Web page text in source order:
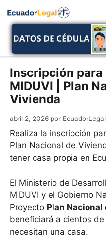
Inscripción para
MIDUVI | Plan
Vivienda
abril 2, 2026 por EcuadorLegal
Realiza la inscripción
Plan Nacional de
tener casa propia en
El Ministerio de
MIDUVI y el Gobierno
Proyecto Plan Nacional
beneficiará a cientos
necesitan una casa.